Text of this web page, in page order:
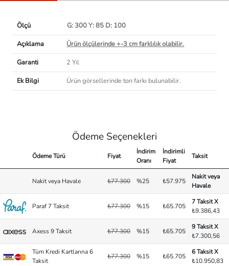
Ölçü
G: 300 Y: 85 D: 100
Açıklama
Ürün ölçülerinde +-3 cm farklılık olabilir.
Garanti
2 Yıl
Ek Bilgi
Ürün görsellerinde ton farkı bulunabilir.
Ödeme Seçenekleri
Ödeme Türü Fiyat
İndirim
Oranı
İndirimli
Fiyat
Taksit
Nakit veya Havale ₺77.300 %25 ₺57.975
Nakit veya
Havale
Paraf 7 Taksit ₺77.300 %15 ₺65.705
7 Taksit X
₺9.386,43
Axess 9 Taksit ₺77.300 %15 ₺65.705
9 Taksit X
₺7.300,56
Tüm Kredi Kartlarına 6
Taksit
₺77.300 %15 ₺65.705
6 Taksit X
₺10.950,83